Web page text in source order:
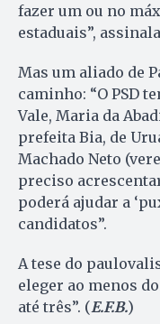
fazer um ou no
estaduais”,
Mas um aliado de
caminho: “O PSD
Vale, Maria da
prefeita Bia, de
Machado Neto
preciso
poderá ajudar a
candidatos”.
A tese do
eleger ao menos
até três”. (E.F.B.)